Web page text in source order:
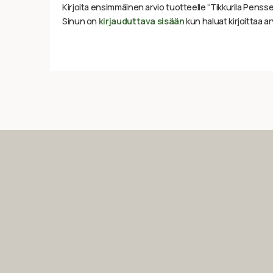
Kirjoita ensimmäinen arvio tuotteelle “Tikkurila
Sinun on kirjauduttava sisäänkun haluat kirjoittaa